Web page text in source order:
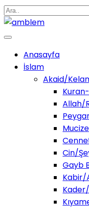
Anasayfa
İslam
Akaid/
Allah/
Cin/
Gayb
Kabir/